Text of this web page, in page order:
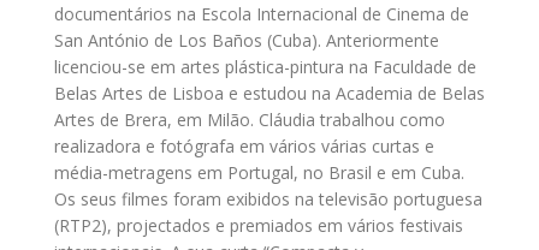
documentários na Escola Internacional de Cinema de
San António de Los Baños (Cuba). Anteriormente
licenciou-se em artes plástica-pintura na Faculdade de
Belas Artes de Lisboa e estudou na Academia de Belas
Artes de Brera, em Milão. Cláudia trabalhou como
realizadora e fotógrafa em vários várias curtas e
média-metragens em Portugal, no Brasil e em Cuba.
Os seus filmes foram exibidos na televisão portuguesa
(RTP2), projectados e premiados em vários festivais